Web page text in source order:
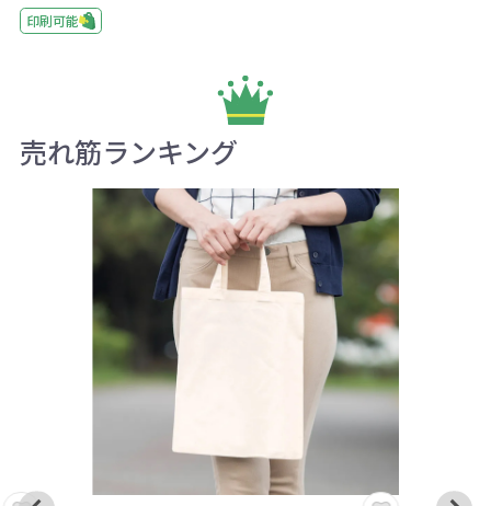
印刷可能
売れ筋ランキング